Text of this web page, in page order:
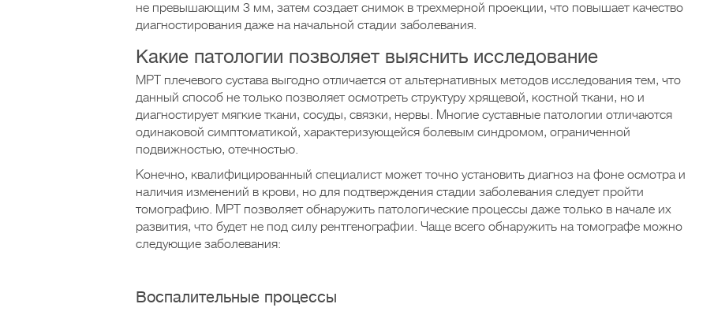
не превышающим 3 мм, затем создает снимок в трехмерной проекции, что повышает качество
диагностирования даже на начальной стадии заболевания.
Какие патологии позволяет выяснить исследование
МРТ плечевого сустава выгодно отличается от альтернативных методов исследования тем, что
данный способ не только позволяет осмотреть структуру хрящевой, костной ткани, но и
диагностирует мягкие ткани, сосуды, связки, нервы. Многие суставные патологии отличаются
одинаковой симптоматикой, характеризующейся болевым синдромом, ограниченной
подвижностью, отечностью.
Конечно, квалифицированный специалист может точно установить диагноз на фоне осмотра и
наличия изменений в крови, но для подтверждения стадии заболевания следует пройти
томографию. МРТ позволяет обнаружить патологические процессы даже только в начале их
развития, что будет не под силу рентгенографии. Чаще всего обнаружить на томографе можно
следующие заболевания:
Воспалительные процессы